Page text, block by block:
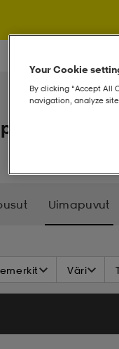
Uimapuvut
Väri
Your Cookie
By clicking “Accept All
navigation, analyze